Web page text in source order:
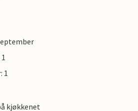
1
kjøkkenet